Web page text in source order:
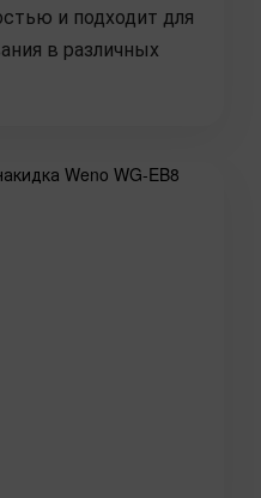
и подходит для
в различных